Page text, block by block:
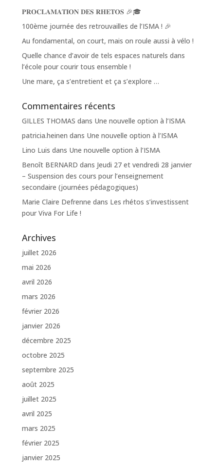
𝐏𝐑𝐎𝐂𝐋𝐀𝐌𝐀𝐓𝐈𝐎𝐍 𝐃𝐄𝐒 𝐑𝐇𝐄𝐓𝐎𝐒 🎉🎓
100ème journée des retrouvailles de l’ISMA ! 🎉
Au fondamental, on court, mais on roule aussi à vélo !
Quelle chance d’avoir de tels espaces naturels dans
l’école pour courir tous ensemble !
Une mare, ça s’entretient et ça s’explore …
Commentaires récents
GILLES THOMAS dans Une nouvelle option à l’ISMA
patricia.heinen dans Une nouvelle option à l’ISMA
Lino Luis dans Une nouvelle option à l’ISMA
Benoît BERNARD dans Jeudi 27 et vendredi 28 janvier
– Suspension des cours pour l’enseignement
secondaire (journées pédagogiques)
Marie Claire Defrenne dans Les rhétos s’investissent
pour Viva For Life !
Archives
juillet 2026
mai 2026
avril 2026
mars 2026
février 2026
janvier 2026
décembre 2025
octobre 2025
septembre 2025
août 2025
juillet 2025
avril 2025
mars 2025
février 2025
janvier 2025